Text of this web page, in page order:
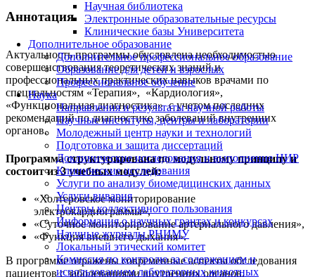
Научная библиотека
Электронные образовательные ресурсы
Клинические базы Университета
Дополнительное образование
Дополнительное профессиональное образование
Образование для детей и взрослых
Профессиональное обучение
Наука
Направления и результаты научной работы
Научные институты, центры и лаборатории
Молодежный центр науки и технологий
Подготовка и защита диссертаций
Доклинические исследования и выполнение НИР
Клинические исследования
Услуги по анализу биомедицинских данных
Услуги вивария
Центры коллективного пользования
Информация о научных грантах и конкурсах
Научные журналы РНИМУ
Локальный этический комитет
Комиссия по контролю за содержанием и
использованием лабораторных животных
Аннотация
Актуальность программы обусловлена необходимостью
совершенствования теоретических знаний и
профессиональных практических навыков врачами по
специальностям «Терапия», «Кардиология»,
«Функциональная диагностика» с учетом последних
рекомендаций по диагностике заболеваний внутренних
органов.
Программа структурирована по модульному принципу и
состоит из 3 учебных модулей:
«Холтеровское мониторирование
электрокардиограммы»,
«Суточное мониторирование артериального давления»,
«Функция внешнего дыхания».
В программе отражены современные аспекты обследования
пациентов с заболеваниями внутренних органов.